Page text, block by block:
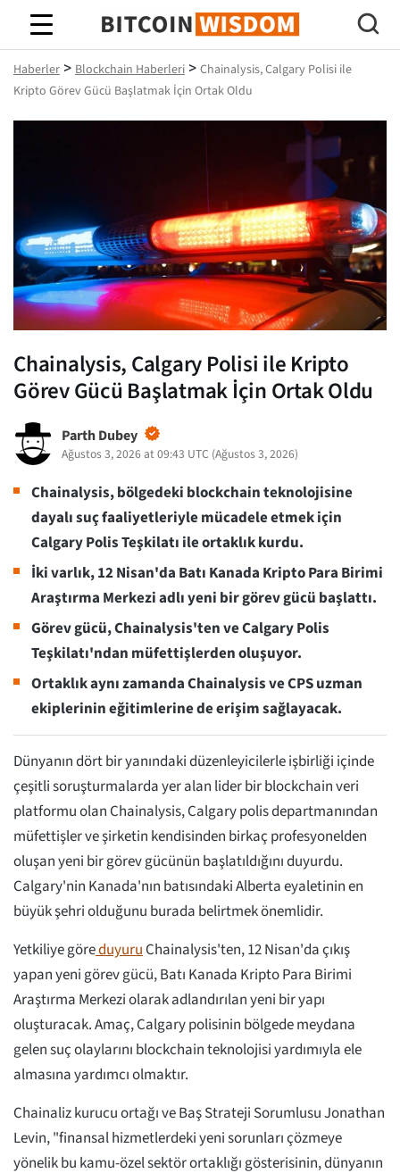
Bitcoin Bilgeliği
Haberler > Blockchain Haberleri > Chainalysis, Calgary Polisi ile
Kripto Görev Gücü Başlatmak İçin Ortak Oldu
Chainalysis, Calgary Polisi ile Kripto
Görev Gücü Başlatmak İçin Ortak Oldu
Parth Dubey
Ağustos 3, 2026 at 09:43 UTC (Ağustos 3, 2026)
Chainalysis, bölgedeki blockchain teknolojisine
dayalı suç faaliyetleriyle mücadele etmek için
Calgary Polis Teşkilatı ile ortaklık kurdu.
İki varlık, 12 Nisan'da Batı Kanada Kripto Para Birimi
Araştırma Merkezi adlı yeni bir görev gücü başlattı.
Görev gücü, Chainalysis'ten ve Calgary Polis
Teşkilatı'ndan müfettişlerden oluşuyor.
Ortaklık aynı zamanda Chainalysis ve CPS uzman
ekiplerinin eğitimlerine de erişim sağlayacak.
Dünyanın dört bir yanındaki düzenleyicilerle işbirliği içinde
çeşitli soruşturmalarda yer alan lider bir blockchain veri
platformu olan Chainalysis, Calgary polis departmanından
müfettişler ve şirketin kendisinden birkaç profesyonelden
oluşan yeni bir görev gücünün başlatıldığını duyurdu.
Calgary'nin Kanada'nın batısındaki Alberta eyaletinin en
büyük şehri olduğunu burada belirtmek önemlidir.
Yetkiliye göreduyuruChainalysis'ten, 12 Nisan'da çıkış
yapan yeni görev gücü, Batı Kanada Kripto Para Birimi
Araştırma Merkezi olarak adlandırılan yeni bir yapı
oluşturacak. Amaç, Calgary polisinin bölgede meydana
gelen suç olaylarını blockchain teknolojisi yardımıyla ele
almasına yardımcı olmaktır.
Chainaliz kurucu ortağı ve Baş Strateji Sorumlusu Jonathan
Levin, "finansal hizmetlerdeki yeni sorunları çözmeye
yönelik bu kamu-özel sektör ortaklığı gösterisinin, dünyanın